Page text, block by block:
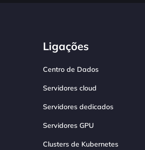
Ligações
Centro de Dados
Servidores cloud
Servidores dedicados
Servidores GPU
Clusters de Kubernetes